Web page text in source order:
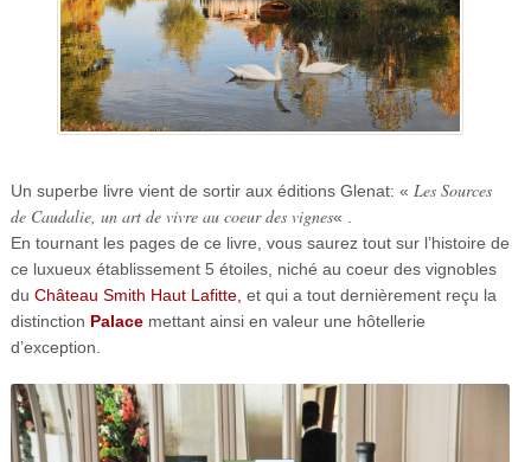
Un superbe livre vient de sortir aux éditions Glenat: « Les Sources
de Caudalie, un art de vivre au coeur des vignes« .
En tournant les pages de ce livre, vous saurez tout sur l’histoire de
ce luxueux établissement 5 étoiles, niché au coeur des vignobles
du Château Smith Haut Lafitte, et qui a tout dernièrement reçu la
distinction Palace mettant ainsi en valeur une hôtellerie
d’exception.